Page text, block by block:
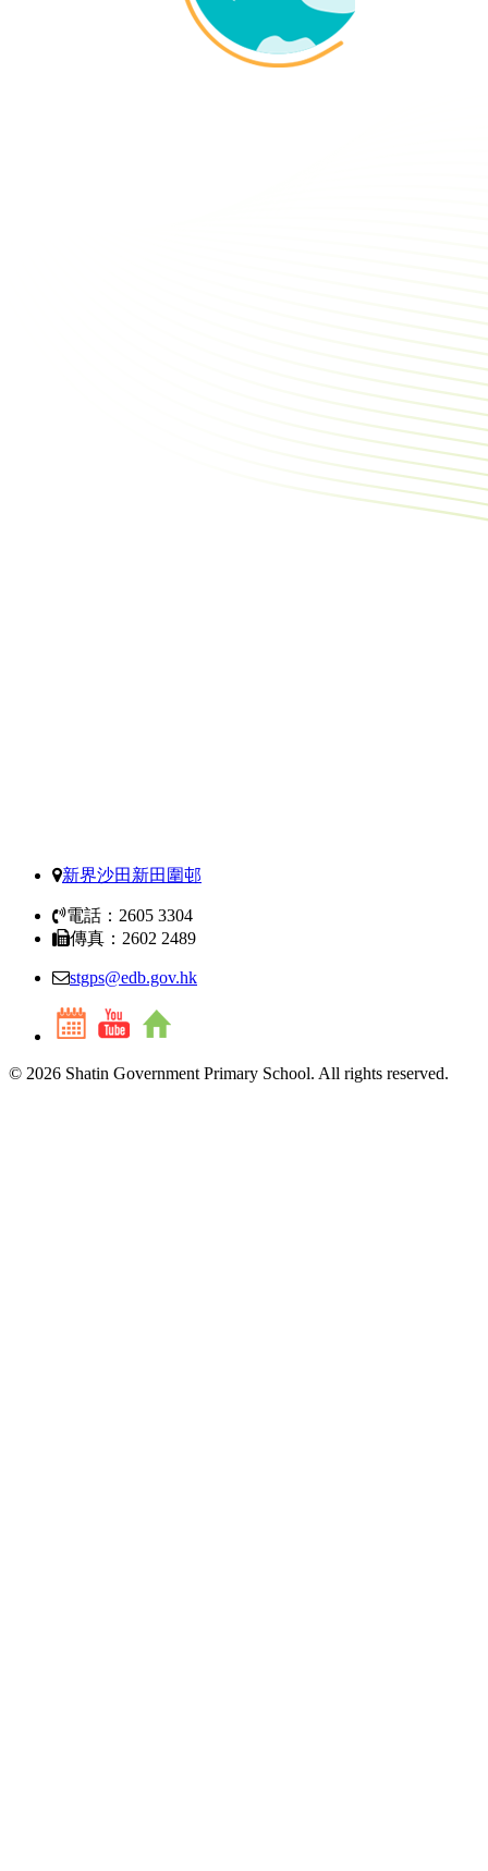
新界沙田新田圍邨
電話：2605 3304
傳真：2602 2489
stgps@edb.gov.hk
© 2026 Shatin Government Primary School. All rights reserved.